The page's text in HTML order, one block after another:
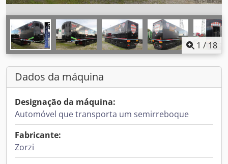
1 / 18
Dados da máquina
Designação da máquina:
Automóvel que transporta um semirreboque
Fabricante:
Zorzi